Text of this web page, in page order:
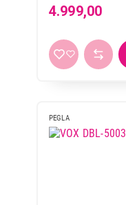
4.999,00
PEGLA